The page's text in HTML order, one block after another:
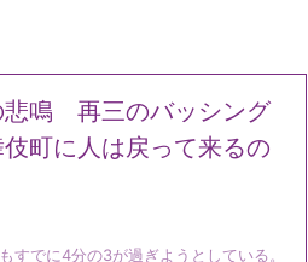
悲鳴 再三のバッシング
町に人は戻って来るの
すでに4分の3が過ぎようとしている。